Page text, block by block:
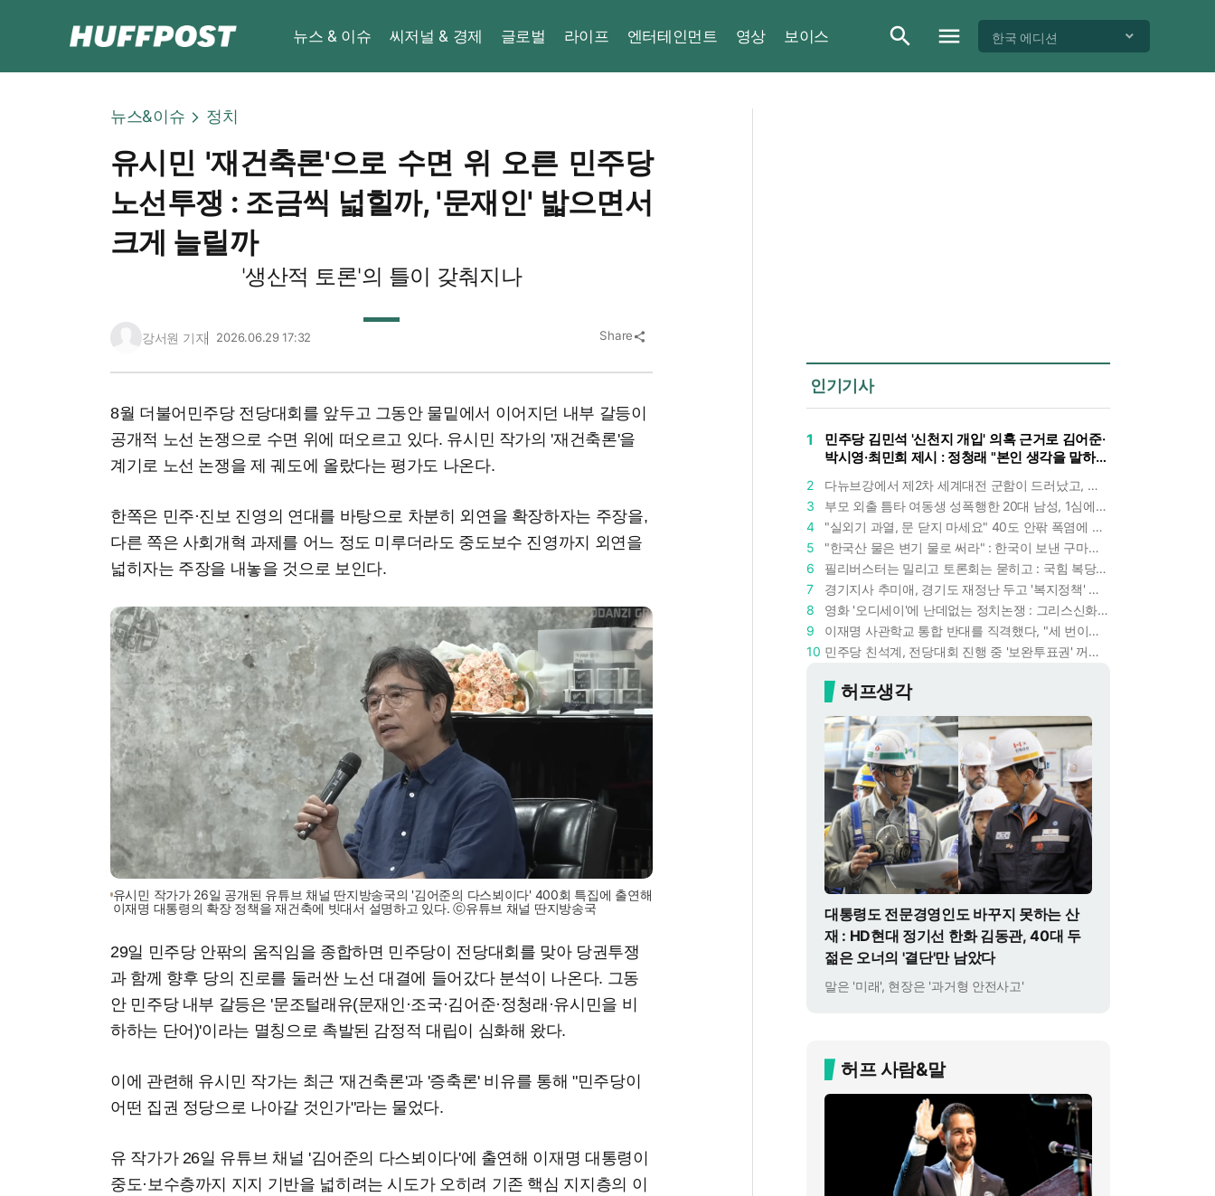
뉴스 & 이슈 씨저널 & 경제 글로벌 라이프 엔터테인먼트 영상 보이스 한국 에디션
뉴스&이슈 정치
유시민 '재건축론'으로 수면 위 오른 민주당
노선투쟁 : 조금씩 넓힐까, '문재인' 밟으면서
크게 늘릴까
'생산적 토론'의 틀이 갖춰지나
강서원 기자 2026.06.29 17:32 Share share
8월 더불어민주당 전당대회를 앞두고 그동안 물밑에서 이어지던 내부 갈등이
공개적 노선 논쟁으로 수면 위에 떠오르고 있다. 유시민 작가의 '재건축론'을
계기로 노선 논쟁을 제 궤도에 올랐다는 평가도 나온다.
한쪽은 민주·진보 진영의 연대를 바탕으로 차분히 외연을 확장하자는 주장을,
다른 쪽은 사회개혁 과제를 어느 정도 미루더라도 중도보수 진영까지 외연을
넓히자는 주장을 내놓을 것으로 보인다.
유시민 작가가 26일 공개된 유튜브 채널 딴지방송국의 '김어준의 다스뵈이다' 400회 특집에 출연해
이재명 대통령의 확장 정책을 재건축에 빗대서 설명하고 있다. ⓒ유튜브 채널 딴지방송국
29일 민주당 안팎의 움직임을 종합하면 민주당이 전당대회를 맞아 당권투쟁
과 함께 향후 당의 진로를 둘러싼 노선 대결에 들어갔다 분석이 나온다. 그동
안 민주당 내부 갈등은 '문조털래유(문재인·조국·김어준·정청래·유시민을 비
하하는 단어)'이라는 멸칭으로 촉발된 감정적 대립이 심화해 왔다.
이에 관련해 유시민 작가는 최근 '재건축론'과 '증축론' 비유를 통해 "민주당이
어떤 집권 정당으로 나아갈 것인가"라는 물었다.
유 작가가 26일 유튜브 채널 '김어준의 다스뵈이다'에 출연해 이재명 대통령이
중도·보수층까지 지지 기반을 넓히려는 시도가 오히려 기존 핵심 지지층의 이
인기기사
1
민주당 김민석 '신천지 개입' 의혹 근거로 김어준·
박시영·최민희 제시 : 정청래 "본인 생각을 말하
2
다뉴브강에서 제2차 세계대전 군함이 드러났고, 포항 수돗물은 갑자기 짜졌다 : 폭염·가뭄이 만든 낯선 풍경
3
부모 외출 틈타 여동생 성폭행한 20대 남성, 1심에서 5년형 선고 : 친족 간 '암수범죄'의 심각성
4
"실외기 과열, 문 닫지 마세요" 40도 안팎 폭염에 쉼 없이 도는 에어컨 : 화재 위험 경고등!
5
"한국산 물은 변기 물로 써라" : 한국이 보낸 구마모토 지진 구호품에 한 일본인의 '어처구니 없는' 반응
6
필리버스터는 밀리고 토론회는 묻히고 : 국힘 복당 원하는 한동훈, '검사 정치'의 한계만 드러내나
7
경기지사 추미애, 경기도 재정난 두고 '복지정책' 탓하는 시선에 정면 반박 : "고령자와 아이 인구 급증"
8
영화 '오디세이'에 난데없는 정치논쟁 : 그리스신화 공간에서 '트럼프 전쟁의 참혹함'이 보인다
9
이재명 사관학교 통합 반대를 직격했다, "세 번이나 군사 쿠데타 했는데 압도적 지위"
10
민주당 친석계, 전당대회 진행 중 '보완투표권' 꺼냈다 : '사후 투표 허용' 무리수에 정청래 "투표 쿠데타"
허프생각
대통령도 전문경영인도 바꾸지 못하는 산
재 : HD현대 정기선 한화 김동관, 40대 두
젊은 오너의 '결단'만 남았다
말은 '미래', 현장은 '과거형 안전사고'
허프 사람&말